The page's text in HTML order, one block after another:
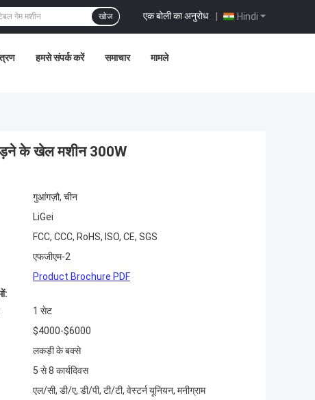
Hindi
एक बोली का अनुरोध |
खोज
हमसे संपर्क करें समाचार मामले
के खेल मशीन 300W
गुआंगज़ौ, चीन
LiGei
FCC, CCC, RoHS, ISO, CE, SGS
एफजीएम-2
Product Brochure PDF
1 सेट
$4000-$6000
लकड़ी के बक्से
5 से 8 कार्यदिवस
एल/सी, डी/ए, डी/पी, टी/टी, वेस्टर्न यूनियन, मनीग्राम